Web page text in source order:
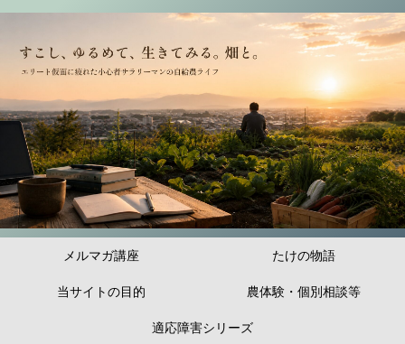
メルマガ講座 たけの物語
当サイトの目的 農体験・個別相談等
適応障害シリーズ